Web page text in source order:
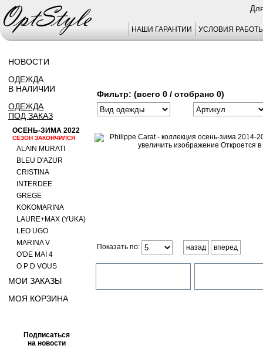
НАШИ ГАРАНТИИ УСЛОВИЯ
НОВОСТИ
ОДЕЖДА
В НАЛИЧИИ
ОДЕЖДА
ПОД ЗАКАЗ
ОСЕНЬ-ЗИМА 2022
СЕЗОН ЗАКОНЧИЛСЯ
ALAIN MURATI
BLEU D'AZUR
CRISTINA
INTERDEE
GREGE
KOKOMARINA
LAURE+MAX (YUKA)
LEO UGO
MARINA V
O'DE MAI 4
O P D VOUS
МОИ ЗАКАЗЫ
МОЯ КОРЗИНА
Подписаться
на новости
Фильтр: (всего 0 / отобрано 0)
Показать по: назад вперед